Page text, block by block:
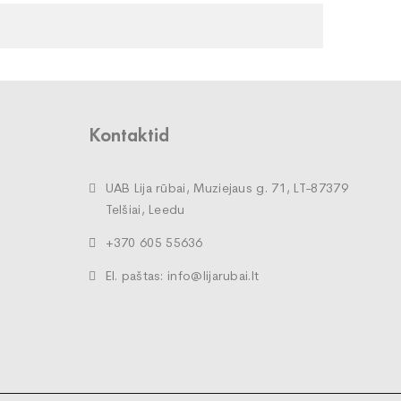
Kontaktid
UAB Lija rūbai, Muziejaus g. 71, LT-87379
Telšiai, Leedu
+370 605 55636
El. paštas: info@lijarubai.lt